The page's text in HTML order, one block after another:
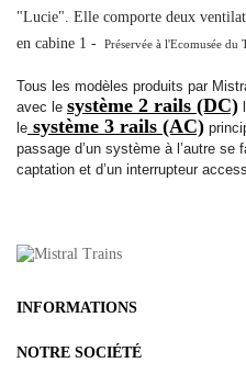
"Lucie". Elle comporte deux
en cabine 1 - Préservée à l'Ecomusée
Tous les modèles produits par
avec le système 2 rails (DC)
le système 3 rails (AC)
passage d’un système à l’autre se
captation et d’un interrupteur
INFORMATIONS
NOTRE SOCIÉTÉ